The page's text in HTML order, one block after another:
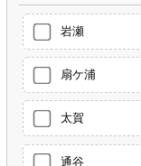
岩瀬
扇ケ浦
太賀
通谷